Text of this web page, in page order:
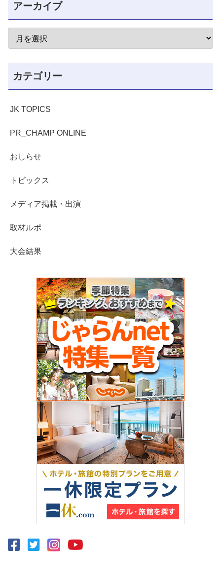
アーカイブ
カテゴリー
JK TOPICS
PR_CHAMP ONLINE
おしらせ
トピックス
メディア掲載・出演
取材ルポ
大会結果